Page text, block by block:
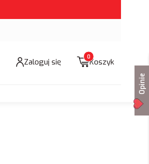
Zaloguj się Produkty w koszyku:
Koszyk
Opinie